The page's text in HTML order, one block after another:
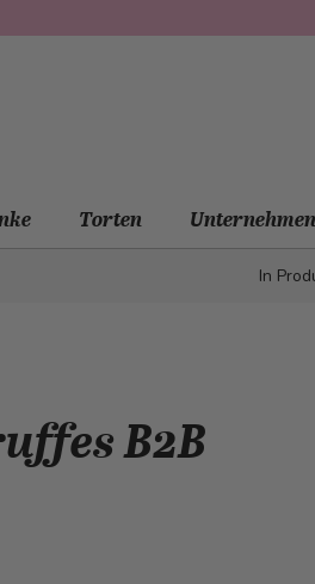
Torten Unternehmen
In
B2B